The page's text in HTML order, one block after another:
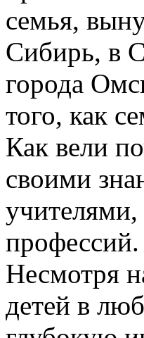
семья,
Сибирь, в
города
того, как
Как вели
своими
Несмотря
детей в